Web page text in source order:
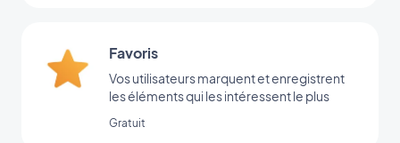
Favoris
Vos utilisateurs marquent et enregistrent
les éléments qui les intéressent le plus
Gratuit